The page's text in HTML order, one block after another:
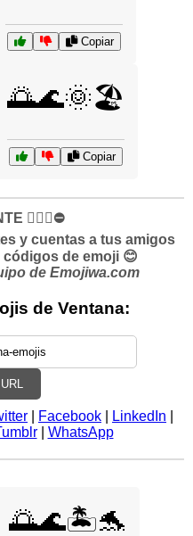
Copiar
🌅🌊🌞🏖️
Copiar
✋🏻🛑⛔️
y cuentas a tus amigos
de emoji 😊
de Emojiwa.com
de Ventana:
Facebook LinkedIn
| WhatsApp
🌅🌊🏝️🐬